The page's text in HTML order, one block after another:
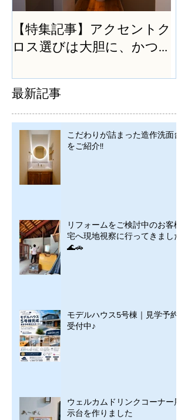
【特集記事】アクセントク
ロス選びは大胆に、かつ
最新記事
こだわりが詰まった造作洗面台
をご紹介!!
リフォームをご検討中のお客様
宅へ現地視察に行ってきました
🌊🚗
モデルハウス5号棟｜見学予約
受付中♪
ウェルカムドリンクコーナー展
示台を作りました